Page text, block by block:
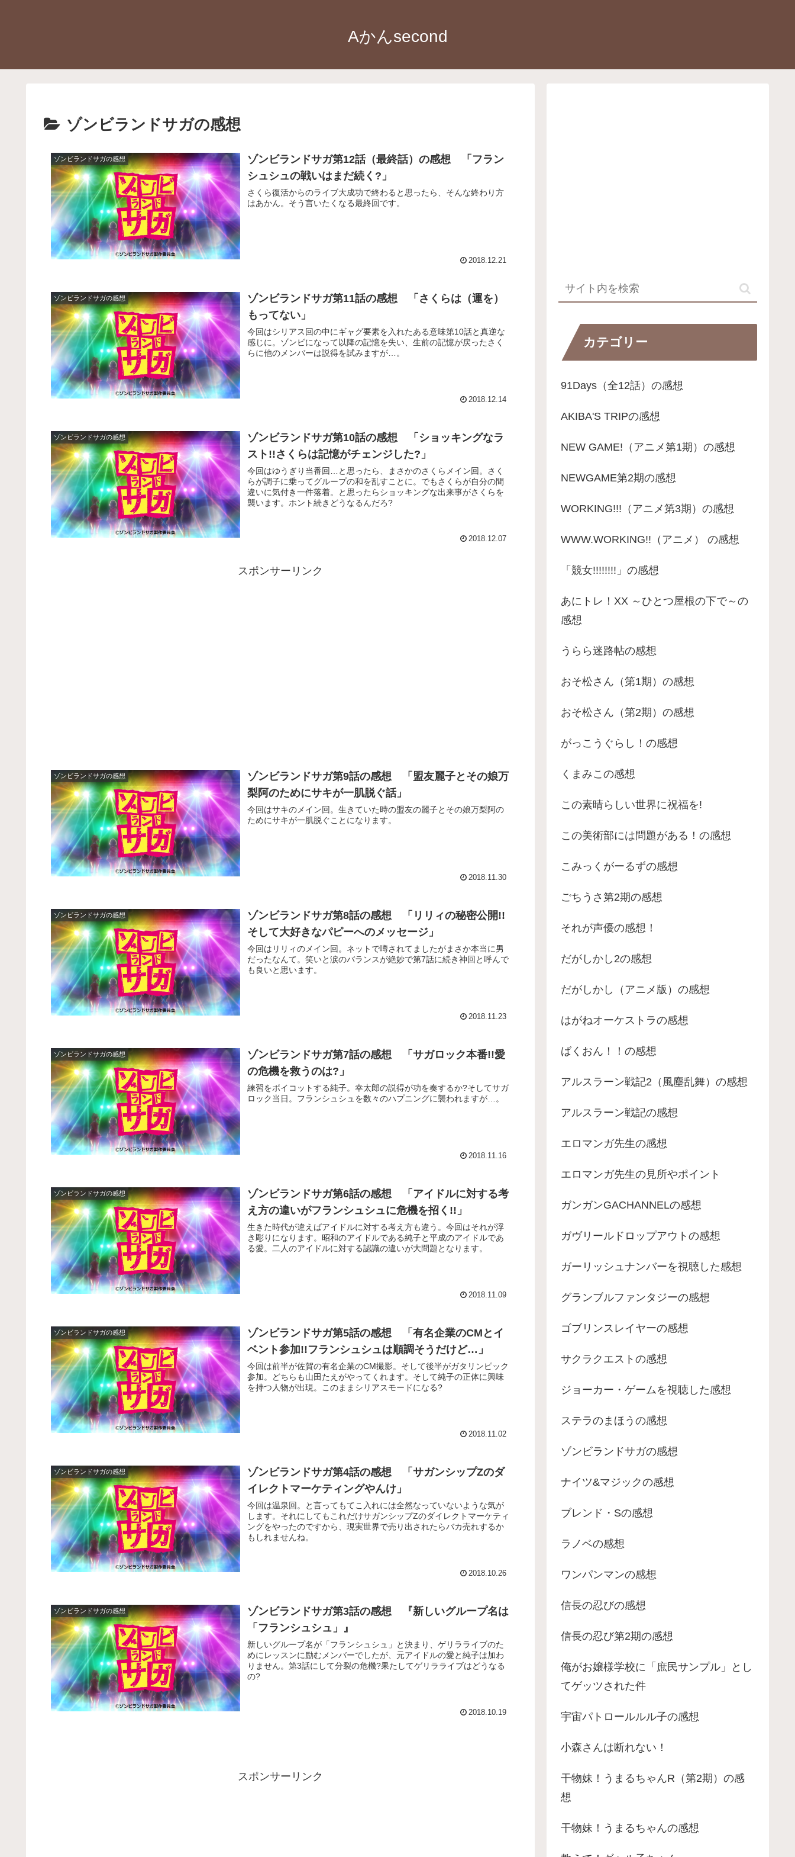
Aかんsecond
ゾンビランドサガの感想
ゾンビランドサガの感想
ゾンビランドサガ第12話（最終話）の感想 「フラン
シュシュの戦いはまだ続く?」
さくら復活からのライブ大成功で終わると思ったら、そんな終わり方
はあかん。そう言いたくなる最終回です。
2018.12.21
ゾンビランドサガの感想
ゾンビランドサガ第11話の感想 「さくらは（運を）
もってない」
今回はシリアス回の中にギャグ要素を入れたある意味第10話と真逆な
感じに。ゾンビになって以降の記憶を失い、生前の記憶が戻ったさく
らに他のメンバーは説得を試みますが…。
2018.12.14
ゾンビランドサガの感想
ゾンビランドサガ第10話の感想 「ショッキングなラ
スト!!さくらは記憶がチェンジした?」
今回はゆうぎり当番回…と思ったら、まさかのさくらメイン回。さく
らが調子に乗ってグループの和を乱すことに。でもさくらが自分の間
違いに気付き一件落着。と思ったらショッキングな出来事がさくらを
襲います。ホント続きどうなるんだろ?
2018.12.07
スポンサーリンク
ゾンビランドサガの感想
ゾンビランドサガ第9話の感想 「盟友麗子とその娘万
梨阿のためにサキが一肌脱ぐ話」
今回はサキのメイン回。生きていた時の盟友の麗子とその娘万梨阿の
ためにサキが一肌脱ぐことになります。
2018.11.30
ゾンビランドサガの感想
ゾンビランドサガ第8話の感想 「リリィの秘密公開!!
そして大好きなパピーへのメッセージ」
今回はリリィのメイン回。ネットで噂されてましたがまさか本当に男
だったなんて。笑いと涙のバランスが絶妙で第7話に続き神回と呼んで
も良いと思います。
2018.11.23
ゾンビランドサガの感想
ゾンビランドサガ第7話の感想 「サガロック本番!!愛
の危機を救うのは?」
練習をボイコットする純子。幸太郎の説得が功を奏するか?そしてサガ
ロック当日。フランシュシュを数々のハプニングに襲われますが…。
2018.11.16
ゾンビランドサガの感想
ゾンビランドサガ第6話の感想 「アイドルに対する考
え方の違いがフランシュシュに危機を招く!!」
生きた時代が違えばアイドルに対する考え方も違う。今回はそれが浮
き彫りになります。昭和のアイドルである純子と平成のアイドルであ
る愛。二人のアイドルに対する認識の違いが大問題となります。
2018.11.09
ゾンビランドサガの感想
ゾンビランドサガ第5話の感想 「有名企業のCMとイ
ベント参加!!フランシュシュは順調そうだけど…」
今回は前半が佐賀の有名企業のCM撮影。そして後半がガタリンピック
参加。どちらも山田たえがやってくれます。そして純子の正体に興味
を持つ人物が出現。このままシリアスモードになる?
2018.11.02
ゾンビランドサガの感想
ゾンビランドサガ第4話の感想 「サガンシップZのダ
イレクトマーケティングやんけ」
今回は温泉回。と言ってもてこ入れには全然なっていないような気が
します。それにしてもこれだけサガンシップZのダイレクトマーケティ
ングをやったのですから、現実世界で売り出されたらバカ売れするか
もしれませんね。
2018.10.26
ゾンビランドサガの感想
ゾンビランドサガ第3話の感想 『新しいグループ名は
「フランシュシュ」』
新しいグループ名が「フランシュシュ」と決まり、ゲリラライブのた
めにレッスンに励むメンバーでしたが、元アイドルの愛と純子は加わ
りません。第3話にして分裂の危機?果たしてゲリラライブはどうなる
の?
2018.10.19
スポンサーリンク
カテゴリー
91Days（全12話）の感想
AKIBA'S TRIPの感想
NEW GAME!（アニメ第1期）の感想
NEWGAME第2期の感想
WORKING!!!（アニメ第3期）の感想
WWW.WORKING!!（アニメ） の感想
「競女!!!!!!!!」の感想
あにトレ！XX ～ひとつ屋根の下で～の
感想
うらら迷路帖の感想
おそ松さん（第1期）の感想
おそ松さん（第2期）の感想
がっこうぐらし！の感想
くまみこの感想
この素晴らしい世界に祝福を!
この美術部には問題がある！の感想
こみっくがーるずの感想
ごちうさ第2期の感想
それが声優の感想！
だがしかし2の感想
だがしかし（アニメ版）の感想
はがねオーケストラの感想
ばくおん！！の感想
アルスラーン戦記2（風塵乱舞）の感想
アルスラーン戦記の感想
エロマンガ先生の感想
エロマンガ先生の見所やポイント
ガンガンGACHANNELの感想
ガヴリールドロップアウトの感想
ガーリッシュナンバーを視聴した感想
グランブルファンタジーの感想
ゴブリンスレイヤーの感想
サクラクエストの感想
ジョーカー・ゲームを視聴した感想
ステラのまほうの感想
ゾンビランドサガの感想
ナイツ&マジックの感想
ブレンド・Sの感想
ラノベの感想
ワンパンマンの感想
信長の忍びの感想
信長の忍び第2期の感想
俺がお嬢様学校に「庶民サンプル」とし
てゲッツされた件
宇宙パトロールルル子の感想
小森さんは断れない！
干物妹！うまるちゃんR（第2期）の感
想
干物妹！うまるちゃんの感想